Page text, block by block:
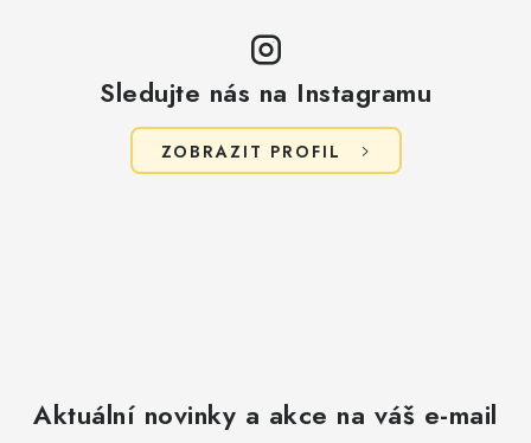
Sledujte nás na Instagramu
ZOBRAZIT PROFIL
Aktuální novinky a akce na váš e-mail